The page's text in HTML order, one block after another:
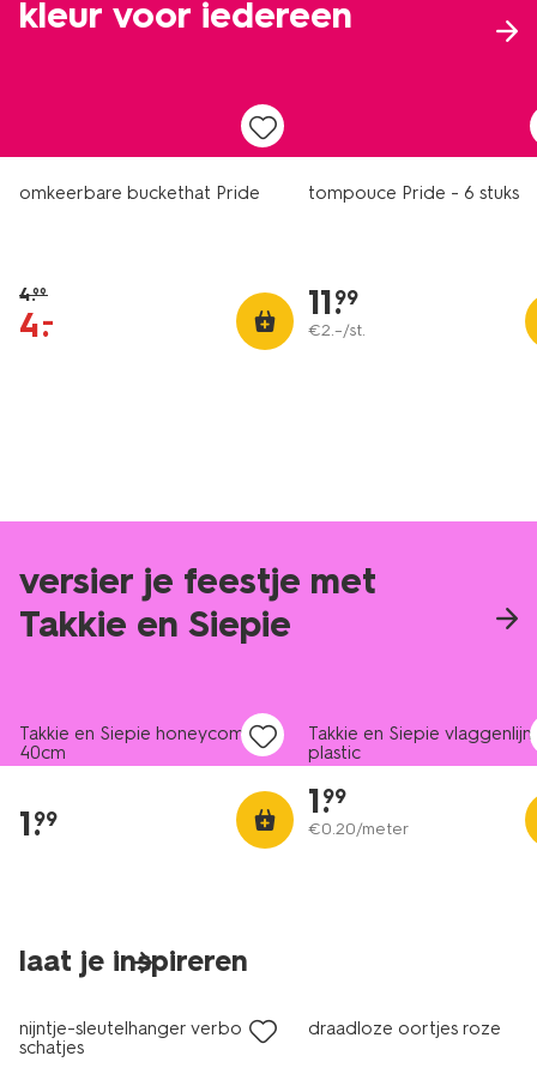
kleur voor iedereen
omkeerbare buckethat Pride
4.99
4.
–
tompouce Pride - 6 stuks
11.
99
€2.–/st.
versier je feestje met
Takkie en Siepie
Takkie en Siepie honeycomb
40cm
1.
99
Takkie en Siepie vlaggenlijn
plastic
1.
99
€0.20/meter
laat je inspireren
nieuw
nijntje-sleutelhanger verborgen
schatjes
draadloze oortjes roze